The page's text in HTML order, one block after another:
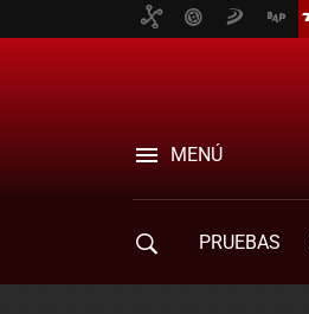
MENÚ
PRUEBAS